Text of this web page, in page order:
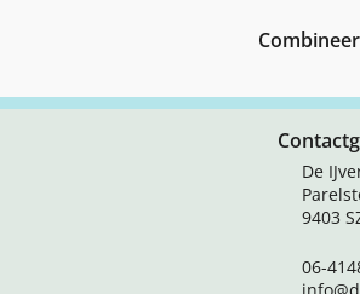
De
9403
06-